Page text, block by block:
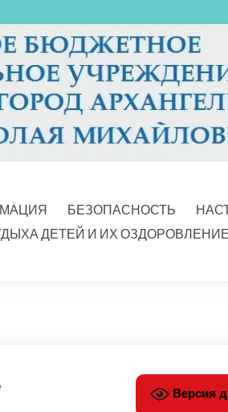
БЕЗОПАСНОСТЬ
ДЕТЕЙ И ИХ ОЗДОРОВЛЕНИЕ
Версия